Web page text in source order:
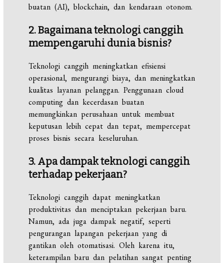
buatan (AI), blockchain, dan kendaraan otonom.
2. Bagaimana teknologi canggih
mempengaruhi dunia bisnis?
Teknologi canggih meningkatkan efisiensi
operasional, mengurangi biaya, dan meningkatkan
kualitas layanan pelanggan. Penggunaan cloud
computing dan kecerdasan buatan
memungkinkan perusahaan untuk membuat
keputusan lebih cepat dan tepat, mempercepat
proses bisnis secara keseluruhan.
3. Apa dampak teknologi canggih
terhadap pekerjaan?
Teknologi canggih dapat meningkatkan
produktivitas dan menciptakan pekerjaan baru.
Namun, ada juga dampak negatif, seperti
pengurangan lapangan pekerjaan yang di
gantikan oleh otomatisasi. Oleh karena itu,
keterampilan baru dan pelatihan sangat penting